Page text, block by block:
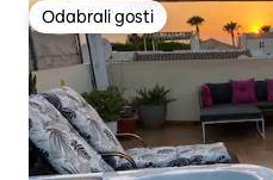
Odabrali gosti
Odabrali gosti